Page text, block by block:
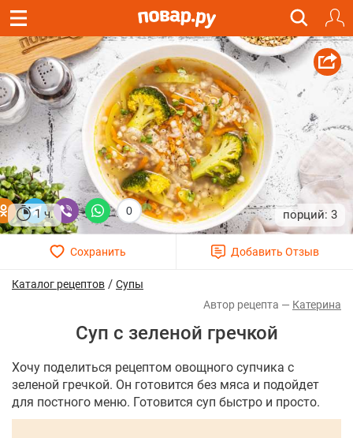
0
1 ч. 3
Каталог рецептов / Супы
Катерина
Суп с зеленой гречкой
Хочу поделиться рецептом овощного супчика с
зеленой гречкой. Он готовится без мяса и подойдет
для постного меню. Готовится суп быстро и просто.